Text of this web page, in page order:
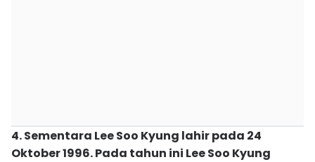
4. Sementara Lee Soo Kyung lahir pada 24
Oktober 1996. Pada tahun ini Lee Soo Kyung